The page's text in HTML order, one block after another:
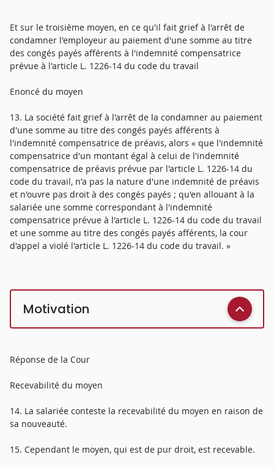
Et sur le troisième moyen, en ce qu'il fait grief à l'arrêt de
condamner l'employeur au paiement d'une somme au titre
des congés payés afférents à l'indemnité compensatrice
prévue à l'article L. 1226-14 du code du travail
Enoncé du moyen
13. La société fait grief à l'arrêt de la condamner au paiement
d'une somme au titre des congés payés afférents à
l'indemnité compensatrice de préavis, alors « que l'indemnité
compensatrice d'un montant égal à celui de l'indemnité
compensatrice de préavis prévue par l'article L. 1226-14 du
code du travail, n'a pas la nature d'une indemnité de préavis
et n'ouvre pas droit à des congés payés ; qu'en allouant à la
salariée une somme correspondant à l'indemnité
compensatrice prévue à l'article L. 1226-14 du code du travail
et une somme au titre des congés payés afférents, la cour
d'appel a violé l'article L. 1226-14 du code du travail. »
Motivation
Réponse de la Cour
Recevabilité du moyen
14. La salariée conteste la recevabilité du moyen en raison de
sa nouveauté.
15. Cependant le moyen, qui est de pur droit, est recevable.